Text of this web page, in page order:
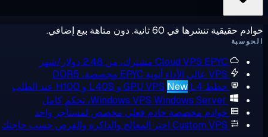
خوادم حقيقية تنشرها في 60 ثانية. دون متاهة بيع إضافي.
الحوسبة
Cloud VPS EPYC مشترك، من 2.48 دولار/شهر
VPS عالي الأداء
أنوية EPYC مخصصة، DDR5
خطط GPU VPS
New L4 و L40S و H100 عند الطلب
Windows VPS Windows Server، تحكم كامل
خوادم مخصصة خادم فعلي مخصص لمستأجر واحد
Custom VPS اختر المعالج والذاكرة والقرص حسب حاجتك